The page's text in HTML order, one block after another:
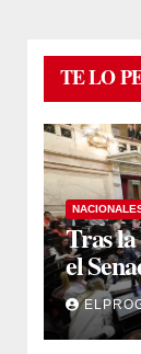
TE LO
Tras
el